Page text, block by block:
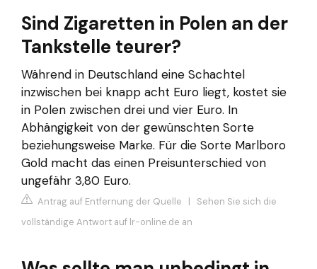
Sind Zigaretten in Polen an der
Tankstelle teurer?
Während in Deutschland eine Schachtel
inzwischen bei knapp acht Euro liegt, kostet sie
in Polen zwischen drei und vier Euro. In
Abhängigkeit von der gewünschten Sorte
beziehungsweise Marke. Für die Sorte Marlboro
Gold macht das einen Preisunterschied von
ungefähr 3,80 Euro.
Antrag auf Entfernung der Quelle | Sehen Sie sich die
vollständige Antwort auf lr-online.de an